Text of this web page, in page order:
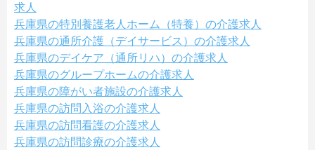
求人
兵庫県の特別養護老人ホーム（特養）の介護求人
兵庫県の通所介護（デイサービス）の介護求人
兵庫県のデイケア（通所リハ）の介護求人
兵庫県のグループホームの介護求人
兵庫県の障がい者施設の介護求人
兵庫県の訪問入浴の介護求人
兵庫県の訪問看護の介護求人
兵庫県の訪問診療の介護求人